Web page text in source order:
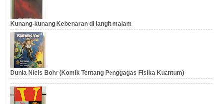
Kunang-kunang Kebenaran di langit malam
Dunia Niels Bohr (Komik Tentang Penggagas Fisika Kuantum)